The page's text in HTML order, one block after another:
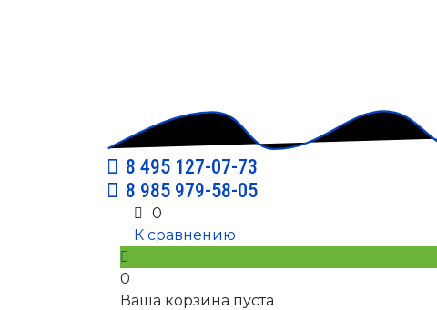
8 495 127-07-73
8 985 979-58-05
0
К сравнению
0
Ваша корзина пуста